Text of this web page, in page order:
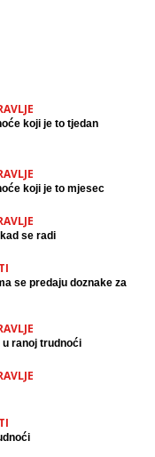
koji je to tjedan
koji je to mjesec
se radi
se predaju doznake za
ranoj trudnoći